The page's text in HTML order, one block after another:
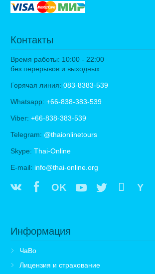
Контакты
Время работы: 10:00 - 22:00
без перерывов и выходных
Горячая линия:083-8383-539
Whatsapp:+66-838-383-539
Viber:+66-838-383-539
Telegram: @thaionlinetours
Skype:Thai-Online
E-mail: info@thai-online.org
OK Y
Информация
ЧаВо
Лицензия и страхование